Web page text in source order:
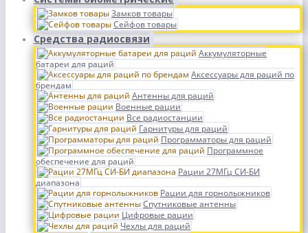
Замков товары
Сейфов товары
Средства радиосвязи
Аккумуляторные
батареи для раций
Аксессуары для раций по
брендам
Антенны для раций
Военные рации
Все радиостанции
Гарнитуры для раций
Программаторы для раций
Программное
обеспечение для раций
Рации 27МГц СИ-БИ
диапазона
Рации для горнолыжников
Спутниковые антенны
Цифровые рации
Чехлы для раций